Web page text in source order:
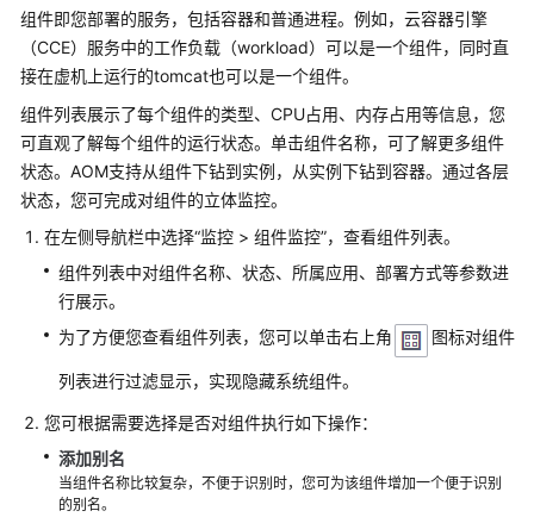
产
品
绍
计
费
说
速
组件即您部署的服务，包括容器和普通进程。例如，云容器引擎
（CCE）服务中的工作负载（workload）可以是一个组件，同时直
接在虚机上运行的tomcat也可以是一个组件。
组件列表展示了每个组件的类型、CPU占用、内存占用等信息，您
可直观了解每个组件的运行状态。单击组件名称，可了解更多组件
状态。AOM支持从组件下钻到实例，从实例下钻到容器。通过各层
状态，您可完成对组件的立体监控。
在左侧导航栏中选择“监控 > 组件监控”，查看组件列表。
组件列表中对组件名称、状态、所属应用、部署方式等参数进
行展示。
为了方便您查看组件列表，您可以单击右上角
图标对组件
列表进行过滤显示，实现隐藏系统组件。
您可根据需要选择是否对组件执行如下操作：
添加别名
当组件名称比较复杂，不便于识别时，您可为该组件增加一个便于识别
的别名。